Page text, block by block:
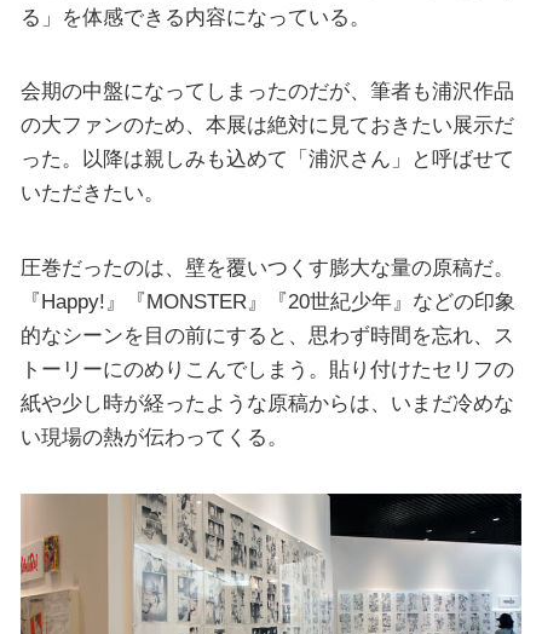
る」を体感できる内容になっている。
会期の中盤になってしまったのだが、筆者も浦沢作品
の大ファンのため、本展は絶対に見ておきたい展示だ
った。以降は親しみも込めて「浦沢さん」と呼ばせて
いただきたい。
圧巻だったのは、壁を覆いつくす膨大な量の原稿だ。
『Happy!』『MONSTER』『20世紀少年』などの印象
的なシーンを目の前にすると、思わず時間を忘れ、ス
トーリーにのめりこんでしまう。貼り付けたセリフの
紙や少し時が経ったような原稿からは、いまだ冷めな
い現場の熱が伝わってくる。